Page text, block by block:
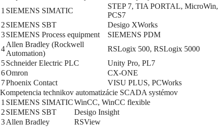
1 SIEMENS SIMATIC
STEP 7, TIA PORTAL, MicroWin,
PCS7
2 SIEMENS SBT
Desigo XWorks
3SIEMENS Process equipment
SIEMENS PDM
4
Allen Bradley (Rockwell
Automation)
RSLogix 500, RSLogix 5000
5Schneider Electric PLC
Unity Pro, PL7
6Omron
CX-ONE
7Phoenix Contact
VISU PLUS, PCWorks
Kompetencia technikov automatizácie SCADA systémov
1 SIEMENS SIMATICWinCC, WinCC flexible
2 SIEMENS SBT
Desigo Insight
3Allen Bradley
RSView